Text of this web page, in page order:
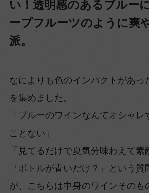
い！透明感のあるブルー
ープフルーツのように爽
派。
なによりも色のインパクトがあっ
を集めました。
「ブルーのワインなんてオシャ
ことない」
「見てるだけで夏気分味わえて素
『ボトルが青いだけ？』という
が、こちらは中身のワインそのも